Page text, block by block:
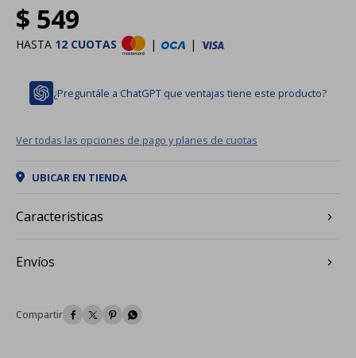
$ 549
HASTA 12 CUOTAS | |
¿Preguntále a ChatGPT que ventajas tiene este producto?
Ver todas las opciones de pago y planes de cuotas
UBICAR EN TIENDA
Caracteristicas
Envíos
   